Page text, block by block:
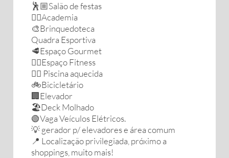
🕺🏼Salão de festas
🏋️‍♀️Academia
🎨Brinquedoteca
Quadra Esportiva
🥩Espaço Gourmet
🏋️‍♀️Espaço Fitness
🏊‍♀️ Piscina aquecida
🚲Bicicletário
🏢Elevador
🏖️Deck Molhado
🟢Vaga Veículos Elétricos.
💡 gerador p/ elevadores e área comum
📍 Localização privilegiada, próximo a
shoppings, muito mais!